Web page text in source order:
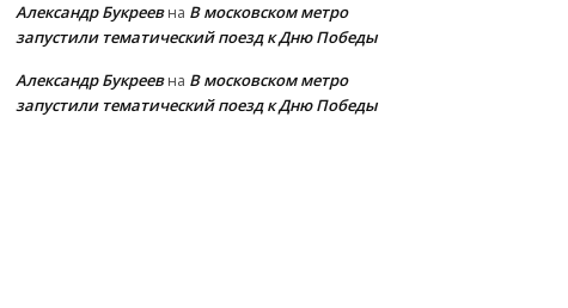
Александр Букреевна В московском метро
запустили тематический поезд к Дню Победы
Александр Букреевна В московском метро
запустили тематический поезд к Дню Победы